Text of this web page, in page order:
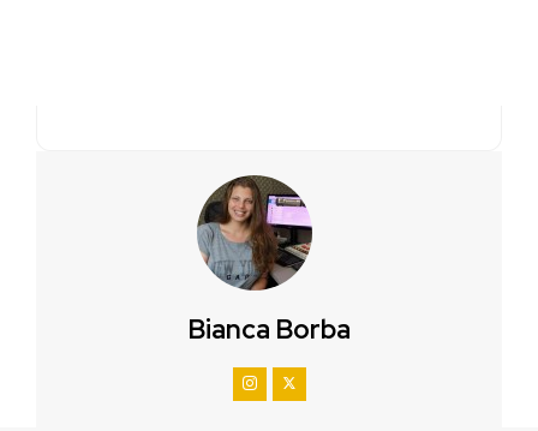
Bianca Borba